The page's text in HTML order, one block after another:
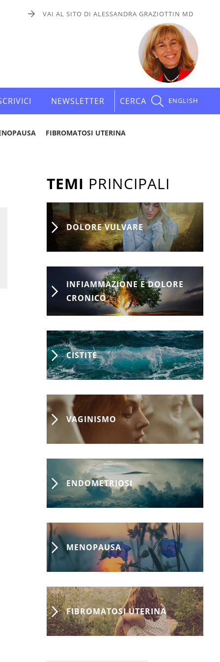
VAI AL SITO DI ALESSANDRA GRAZIOTTIN MD
NEWSLETTER CERCA ENGLISH
FIBROMATOSI UTERINA
TEMI PRINCIPALI
DOLORE VULVARE
INFIAMMAZIONE E DOLORE
CRONICO
CISTITE
VAGINISMO
ENDOMETRIOSI
MENOPAUSA
FIBROMATOSI UTERINA